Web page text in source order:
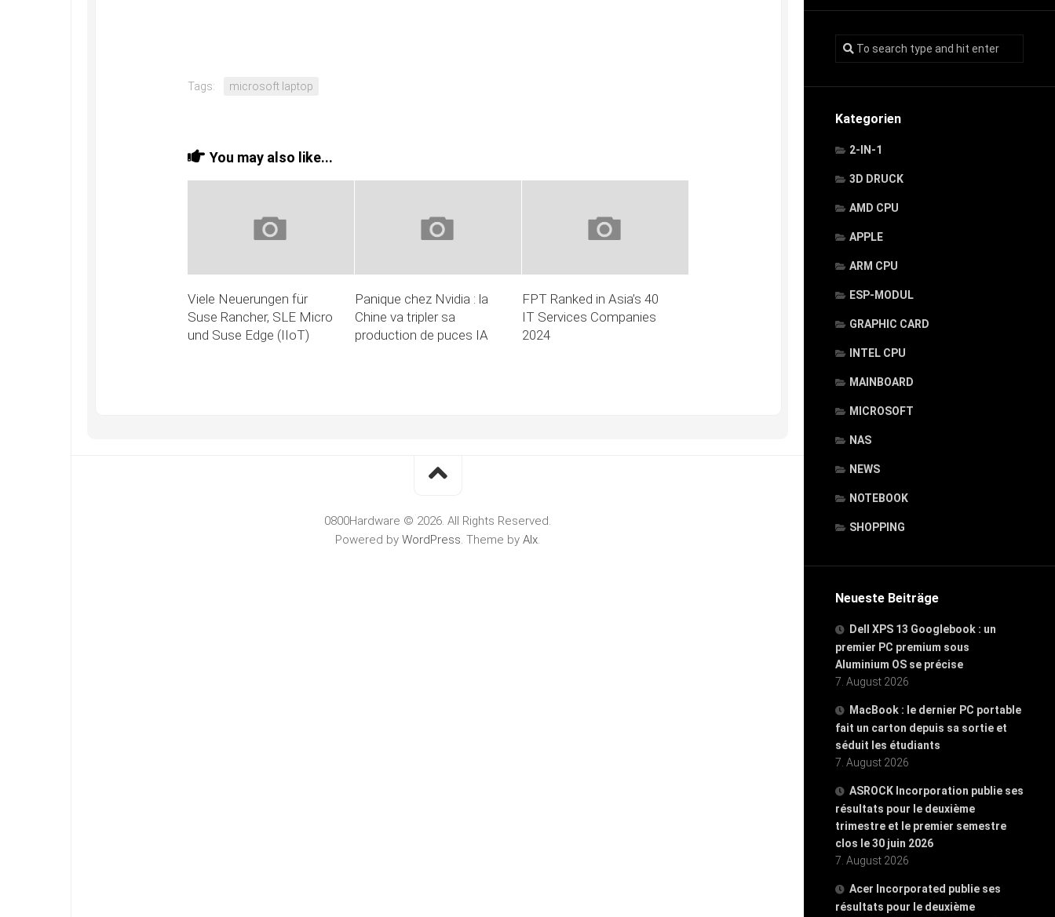
Kategorien
2-IN-1
3D DRUCK
AMD CPU
APPLE
ARM CPU
ESP-MODUL
GRAPHIC CARD
INTEL CPU
MAINBOARD
MICROSOFT
NAS
NEWS
NOTEBOOK
SHOPPING
Neueste Beiträge
Dell XPS 13 Googlebook : un
premier PC premium sous
Aluminium OS se précise
7. August 2026
MacBook : le dernier PC portable
fait un carton depuis sa sortie et
séduit les étudiants
7. August 2026
ASROCK Incorporation publie ses
résultats pour le deuxième
trimestre et le premier semestre
clos le 30 juin 2026
7. August 2026
Acer Incorporated publie ses
résultats pour le deuxième
Tags: microsoft laptop
You may also like...
Viele Neuerungen für
Suse Rancher, SLE Micro
und Suse Edge (IIoT)
Panique chez Nvidia : la
Chine va tripler sa
production de puces IA
FPT Ranked in Asia’s 40
IT Services Companies
2024
0800Hardware © 2026. All Rights Reserved.
Powered by WordPress. Theme by Alx.